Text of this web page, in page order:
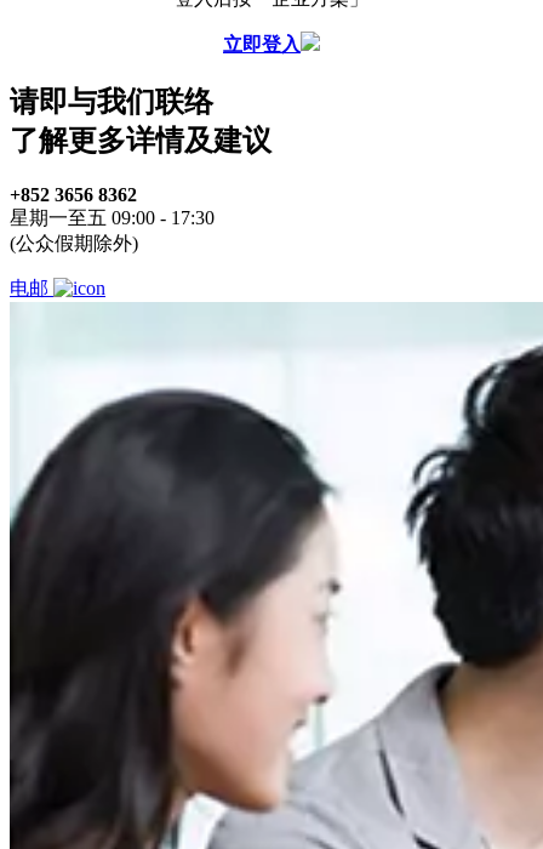
立即登入
请即与我们联络
了解更多详情及建议
+852 3656 8362
星期一至五 09:00 - 17:30
(公众假期除外)
电邮